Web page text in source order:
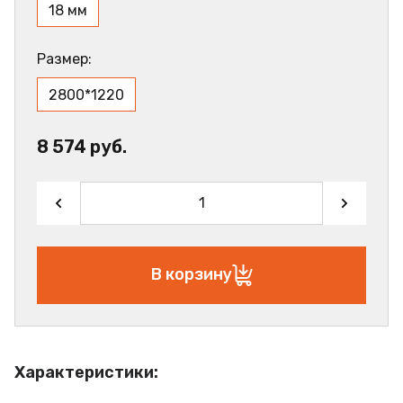
Характеристики:
18 мм
Размер:
2800*1220
8 574 руб.
В корзину